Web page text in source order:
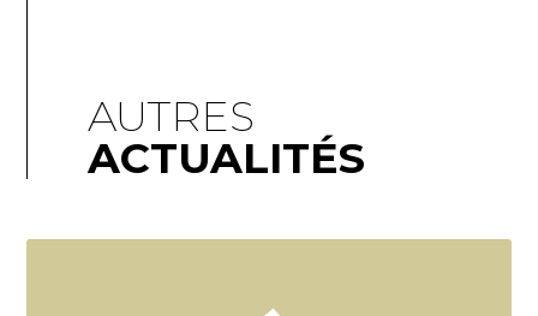
AUTRES
ACTUALITÉS